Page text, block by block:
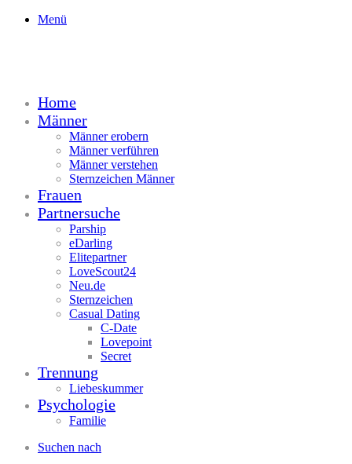
Menü
Home
Männer
Männer erobern
Männer verführen
Männer verstehen
Sternzeichen Männer
Frauen
Partnersuche
Parship
eDarling
Elitepartner
LoveScout24
Neu.de
Sternzeichen
Casual Dating
C-Date
Lovepoint
Secret
Trennung
Liebeskummer
Psychologie
Familie
Suchen nach